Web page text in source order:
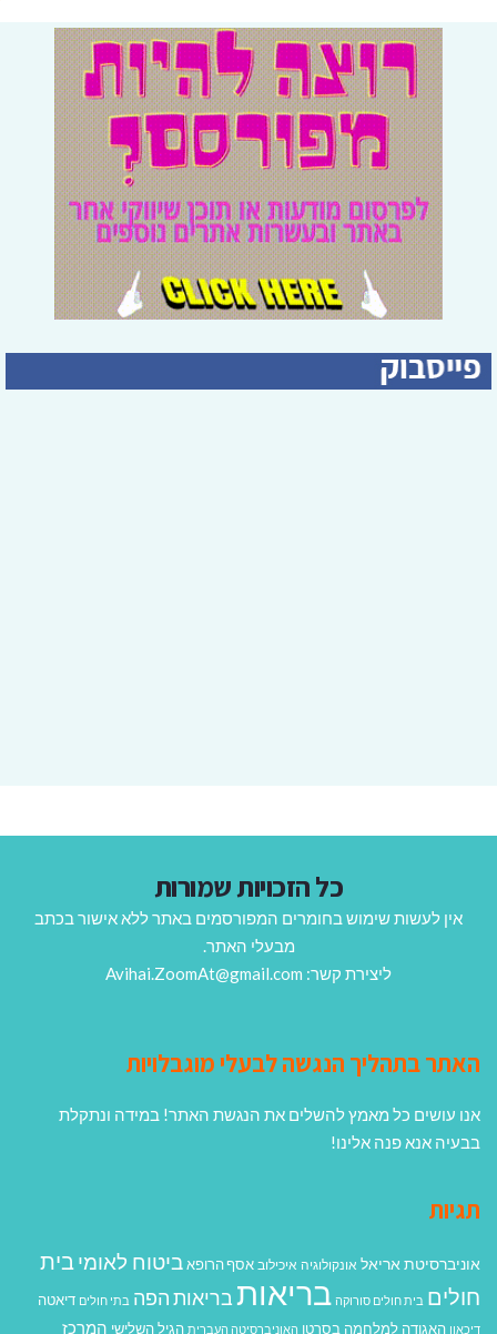
כל הזכויות שמורות
אין לעשות שימוש בחומרים המפורסמים באתר ללא אישור בכתב
מבעלי האתר.
ליצירת קשר: Avihai.ZoomAt@gmail.com
האתר בתהליך הנגשה לבעלי מוגבלויות
אנו עושים כל מאמץ להשלים את הנגשת האתר! במידה ונתקלת
בבעיה אנא פנה אלינו!
תגיות
אוניברסיטת אריאל אונקולוגיה איכילוב אסף הרופא ביטוח לאומי בית
חולים בית חולים סורוקה בריאות בריאות הפה בתי חולים דיאטה
דיכאון האגודה למלחמה בסרטן האוניברסיטה העברית הגיל השלישי המרכז